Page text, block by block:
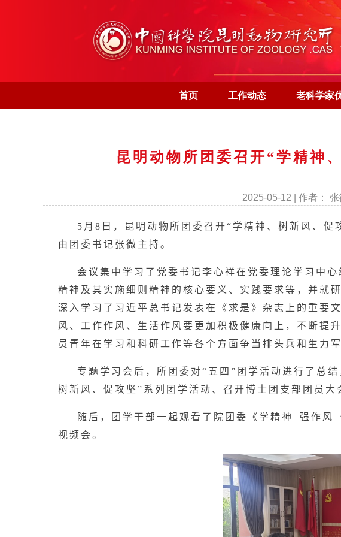
首页 工作动态 老科学家
昆明动物所团委召开“学精神
2025-05-12 | 作者：
5月 8 日，昆明动物所团委召开“学精神、树新风、
由团委书记张微主持。
会议集中学习了党委书记李心祥在党委理论学习中
精神及其实施细则精神的核心要义、实践要求等，并就
深入学习了习近平总书记发表在《求是》杂志上的重要
风、工作作风、生活作风要更加积极健康向上，不断提
员青年在学习和科研工作等各个方面争当排头兵和生力
专题学习会后，所团委对“五四”团学活动进行了总
树新风、促攻坚”系列团学活动、召开博士团支部团员
随后，团学干部一起观看了院团委《学精神 强作
视频会。